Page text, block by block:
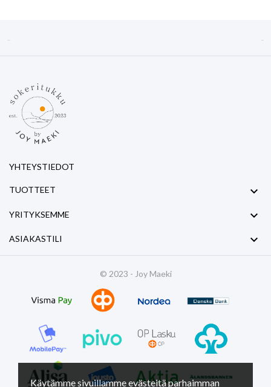
Käytämme sivuillamme evästeitä parhaimman
 
YHTEYSTIEDOT
TUOTTEET 
YRITYKSEMME 
ASIAKASTILI 
© 2023 - Joy Maeki